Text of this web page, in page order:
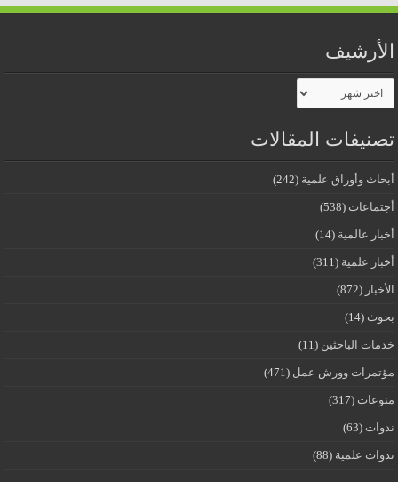
الأرشيف
الأرشيف
تصنيفات المقالات
أبحاث وأوراق علمية (242)
أجتماعات (538)
أخبار عالمية (14)
أخبار علمية (311)
الأخبار (872)
بحوث (14)
خدمات الباحثين (11)
مؤتمرات وورش عمل (471)
منوعات (317)
ندوات (63)
ندوات علمية (88)